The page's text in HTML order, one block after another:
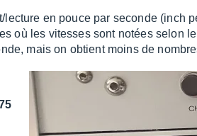
lecture en pouce par seconde (inch
où les vitesses sont notées selon
mais on obtient moins de